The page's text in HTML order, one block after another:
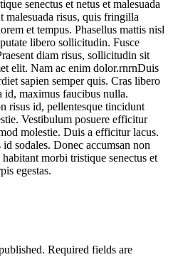
senectus et netus et malesuada
malesuada risus, quis fringilla
et tempus. Phasellus mattis nisl
libero sollicitudin. Fusce
diam risus, sollicitudin sit
elit. Nam ac enim dolor.rnrnDuis
sapien semper quis. Cras libero
id, maximus faucibus nulla.
risus id, pellentesque tincidunt
Vestibulum posuere efficitur
molestie. Duis a efficitur lacus.
sodales. Donec accumsan non
morbi tristique senectus et
egestas.
Required fields are